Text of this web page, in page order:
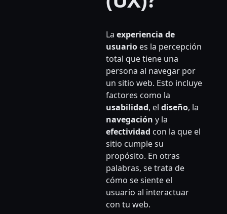
La experiencia de
usuario es la percepción
total que tiene una
persona al navegar por
un sitio web. Esto incluye
factores como la
usabilidad, el diseño, la
navegación y la
efectividad con la que el
sitio cumple su
propósito. En otras
palabras, se trata de
cómo se siente el
usuario al interactuar
con tu web.